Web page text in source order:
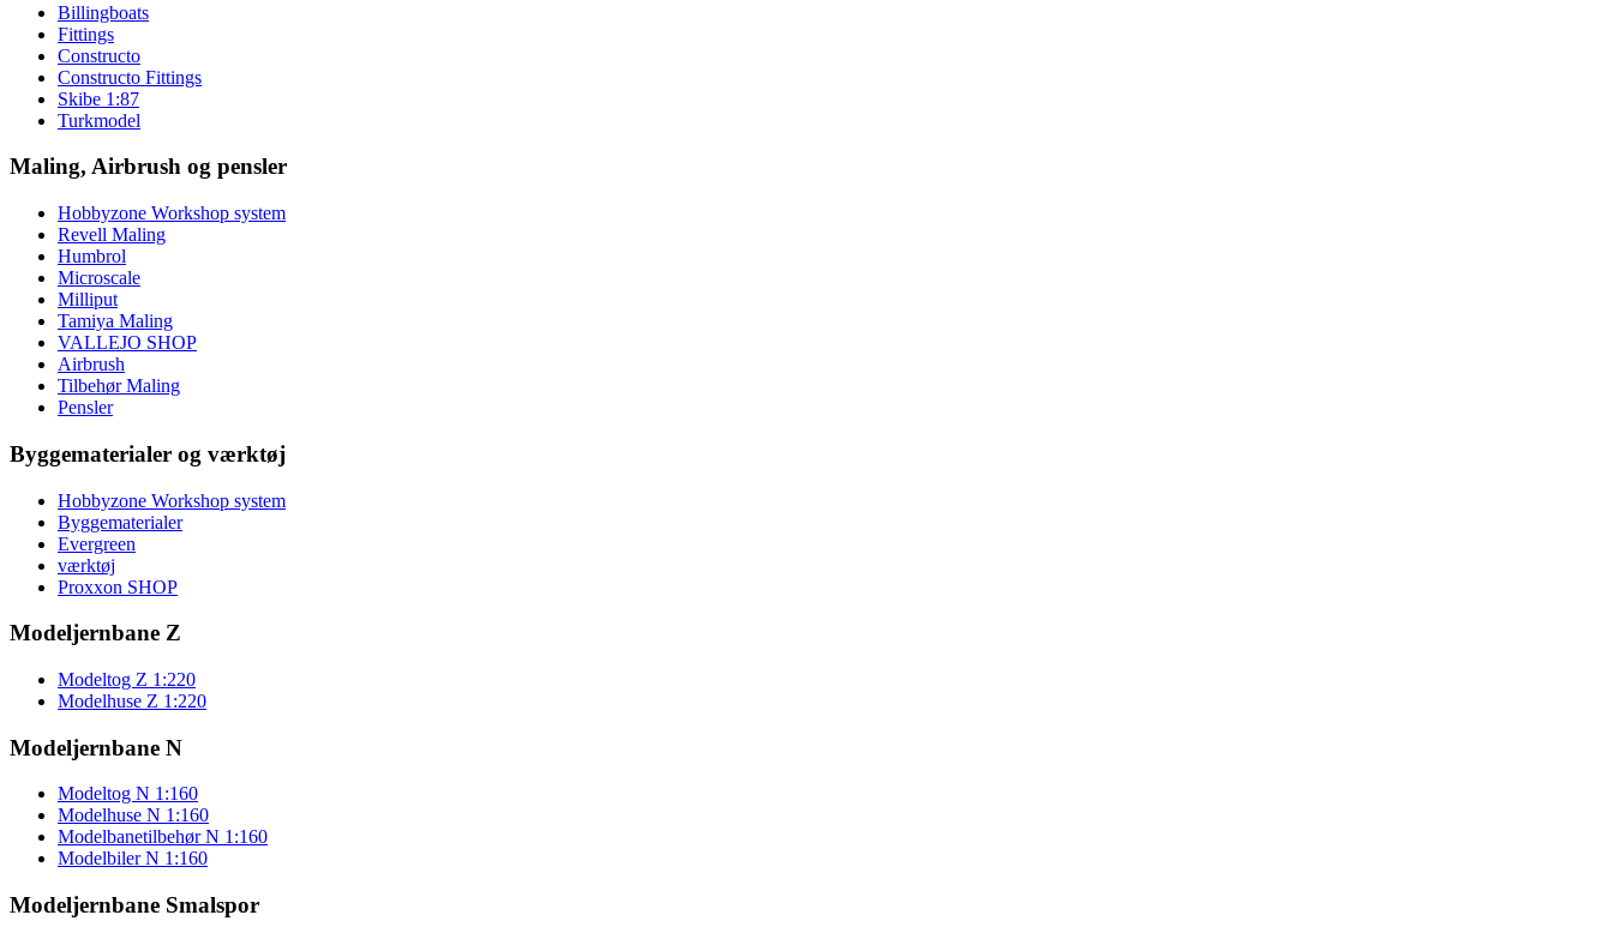
Billingboats
Fittings
Constructo
Constructo Fittings
Skibe 1:87
Turkmodel
Maling, Airbrush og pensler
Hobbyzone Workshop system
Revell Maling
Humbrol
Microscale
Milliput
Tamiya Maling
VALLEJO SHOP
Airbrush
Tilbehør Maling
Pensler
Byggematerialer og værktøj
Hobbyzone Workshop system
Byggematerialer
Evergreen
værktøj
Proxxon SHOP
Modeljernbane Z
Modeltog Z 1:220
Modelhuse Z 1:220
Modeljernbane N
Modeltog N 1:160
Modelhuse N 1:160
Modelbanetilbehør N 1:160
Modelbiler N 1:160
Modeljernbane Smalspor